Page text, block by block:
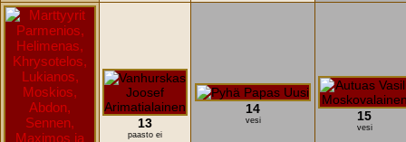
13
paasto ei
14
vesi 15
vesi